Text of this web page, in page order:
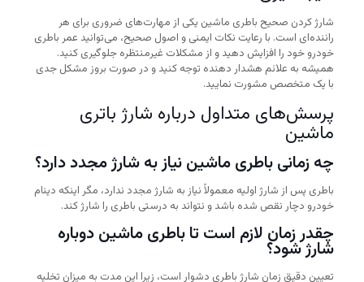
شارژ کردن صحیح باطری ماشین یکی از مهارت‌های ضروری برای هر
راننده‌ای است. با رعایت نکات ایمنی و اصول صحیح، می‌توانید عمر باطری
خودرو خود را افزایش دهید و از مشکلات غیرمنتظره جلوگیری کنید.
همیشه به علائم هشدار دهنده توجه کنید و در صورت بروز مشکل جدی
با یک متخصص مشورت نمایید.
پرسش‌های متداول درباره شارژ باتری
ماشین
چه زمانی باطری ماشین نیاز به شارژ مجدد دارد؟
باطری پس از شارژ اولیه معمولاً نیاز به شارژ مجدد ندارد، مگر اینکه دینام
خودرو دچار نقص شده باشد و نتواند به درستی باطری را شارژ کند.
چقدر زمان لازم است تا باطری ماشین دوباره
شارژ شود؟
تعیین دقیق زمان شارژ باطری دشوار است، زیرا این مدت به میزان تخلیه